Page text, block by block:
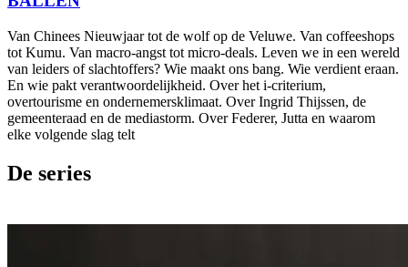
Van Chinees Nieuwjaar tot de wolf op de Veluwe. Van coffeeshops
tot Kumu. Van macro-angst tot micro-deals. Leven we in een wereld
van leiders of slachtoffers? Wie maakt ons bang. Wie verdient eraan.
En wie pakt verantwoordelijkheid. Over het i-criterium,
overtourisme en ondernemersklimaat. Over Ingrid Thijssen, de
gemeenteraad en de mediastorm. Over Federer, Jutta en waarom
elke volgende slag telt
De series